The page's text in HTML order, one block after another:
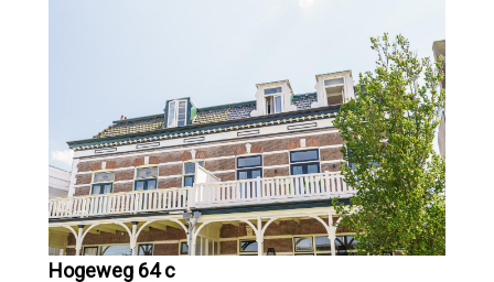
Hogeweg 64 c